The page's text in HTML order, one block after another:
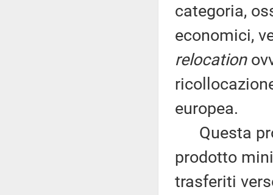
categoria,
economici,
relocation
europea.
Questa
prodotto
trasferiti